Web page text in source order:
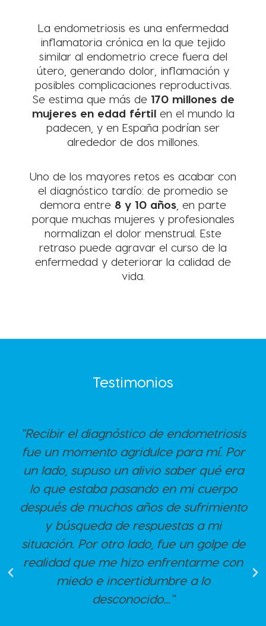
La endometriosis es una enfermedad
inflamatoria crónica en la que tejido
similar al endometrio crece fuera del
útero, generando dolor, inflamación y
posibles complicaciones reproductivas.
Se estima que más de 170 millones de
mujeres en edad fértilen el mundo la
padecen, y en España podrían ser
alrededor de dos millones.
Uno de los mayores retos es acabar con
el diagnóstico tardío: de promedio se
demora entre 8 y 10 años , en parte
porque muchas mujeres y profesionales
normalizan el dolor menstrual. Este
retraso puede agravar el curso de la
enfermedad y deteriorar la calidad de
vida.
Testimonios
"Recibir el diagnóstico de endometriosis
fue un momento agridulce para mí. Por
un lado, supuso un alivio saber qué era
lo que estaba pasando en mi cuerpo
después de muchos años de sufrimiento
y búsqueda de respuestas a mi
situación. Por otro lado, fue un golpe de
realidad que me hizo enfrentarme con
miedo e incertidumbre a lo
desconocido..."